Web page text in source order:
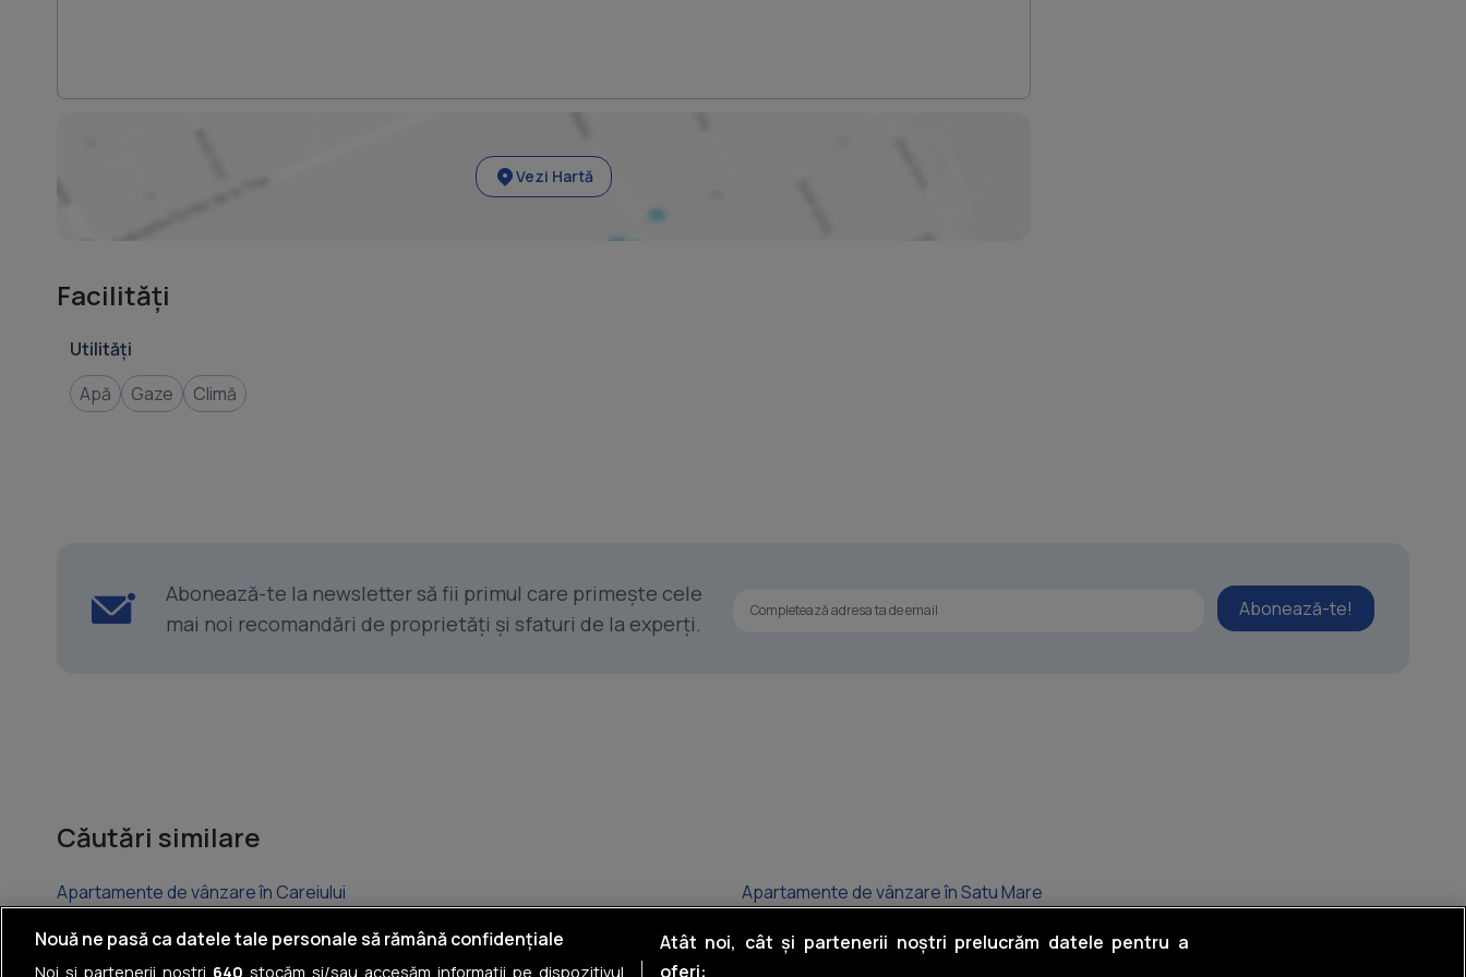
Vezi Hartă
Facilități
Utilități
Apă
Gaze Climă
Abonează-te la newsletter să fii primul care primește cele
mai noi recomandări de proprietăți și sfaturi de la experți.
Abonează-te!
Căutări similare
Apartamente de vânzare în Careiului
Apartamente de vânzare în Satu Mare
Apartamente de vânzare în Central
Apartamente de vânzare în Micro 16
Nouă ne pasă ca datele tale personale să rămână confidențiale
Noi și partenerii noștri 640 stocăm și/sau accesăm informații pe dispozitivul
Atât noi, cât și partenerii noștri prelucrăm datele pentru a
oferi: